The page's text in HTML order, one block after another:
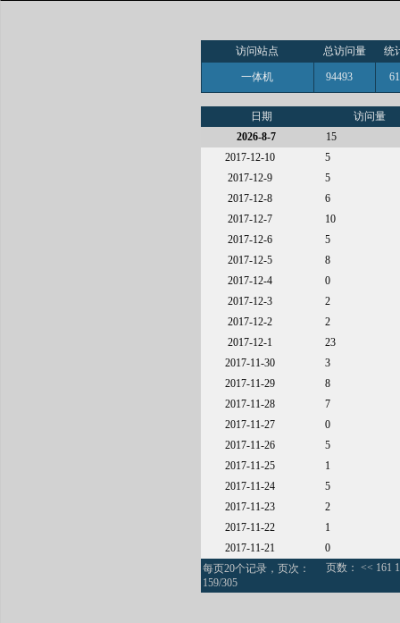
访问站点 总访问量 统
一体机 94493
日期
访问量
2026-8-7
15
2017-12-10
5
2017-12-9
5
2017-12-8
6
2017-12-7
10
2017-12-6
5
2017-12-5
8
2017-12-4
0
2017-12-3
2
2017-12-2
2
2017-12-1
23
2017-11-30
3
2017-11-29
8
2017-11-28
7
2017-11-27
0
2017-11-26
5
2017-11-25
1
2017-11-24
5
2017-11-23
2
2017-11-22
1
2017-11-21
0
每页20个记录，页次：
159/305
页数： << 161